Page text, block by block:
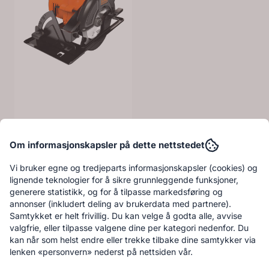
Black & Decker 18V
sirkelsag 140MM
Om informasjonskapsler på dette nettstedet
Vi bruker egne og tredjeparts informasjonskapsler (cookies) og
lignende teknologier for å sikre grunnleggende funksjoner,
generere statistikk, og for å tilpasse markedsføring og
annonser (inkludert deling av brukerdata med partnere).
Samtykket er helt frivillig. Du kan velge å godta alle, avvise
valgfrie, eller tilpasse valgene dine per kategori nedenfor. Du
kan når som helst endre eller trekke tilbake dine samtykker via
lenken «personvern» nederst på nettsiden vår.